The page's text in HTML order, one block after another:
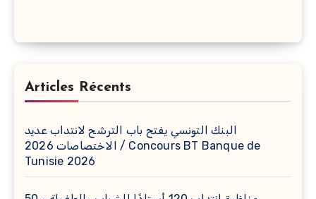
Articles Récents
البنك التونسي يفتح باب الترشح لانتداب عديد
الاختصاصات 2026 / Concours BT Banque de
Tunisie 2026